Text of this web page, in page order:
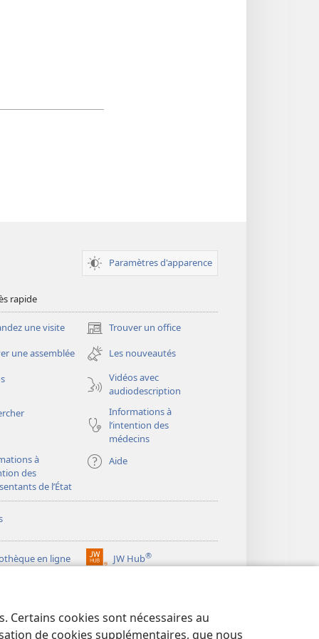
Certains cookies sont nécessaires au
de cookies supplémentaires, que nous
Paramètres d'apparence
rapide
une visite Trouver un office
(ouvre
une
nouvelle
fenêtre)
une assemblée
Les nouveautés
Vidéos avec
audiodescription
Informations à
l’intention des
médecins
à
des
de l’État
Aide
en ligne JW Hub®
(ouvre